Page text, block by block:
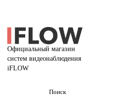
Официальный магазин
систем видеонаблюдения
iFLOW